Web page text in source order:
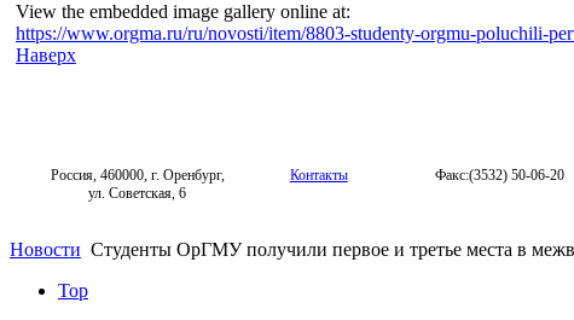
View the embedded image gallery online at:
https://www.orgma.ru/ru/novosti/item/8803-studenty-orgmu-poluchili-
Наверх
Россия, 460000, г. Оренбург,
ул. Советская, 6
Контакты Факс:(3532) 50-06-20
Новости Студенты ОрГМУ получили первое и третье места в
Top